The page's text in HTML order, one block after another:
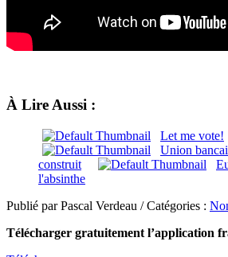
À Lire Aussi :
Let me vote!
Union
construit
l'absinthe
Publié par Pascal Verdeau / Catégories :
Télécharger gratuitement l’application